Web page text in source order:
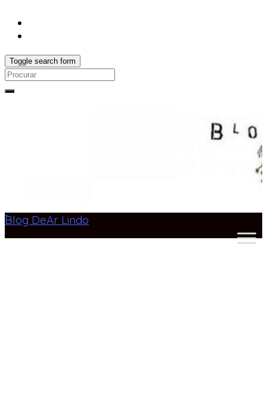
Toggle search form
Search
Blog DeAr Lindo